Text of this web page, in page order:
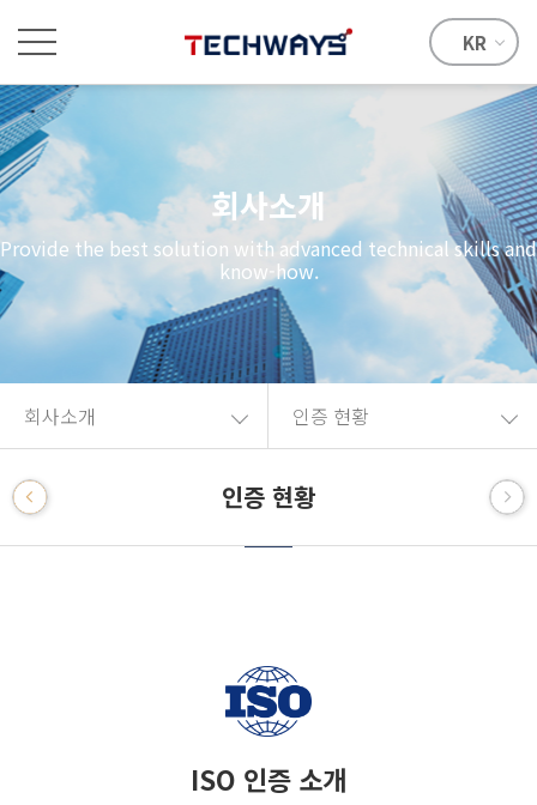
KR
회사소개
Provide the best solution with advanced technical skills and
know-how.
회사소개 인증 현황
인증 현황
ISO 인증 소개